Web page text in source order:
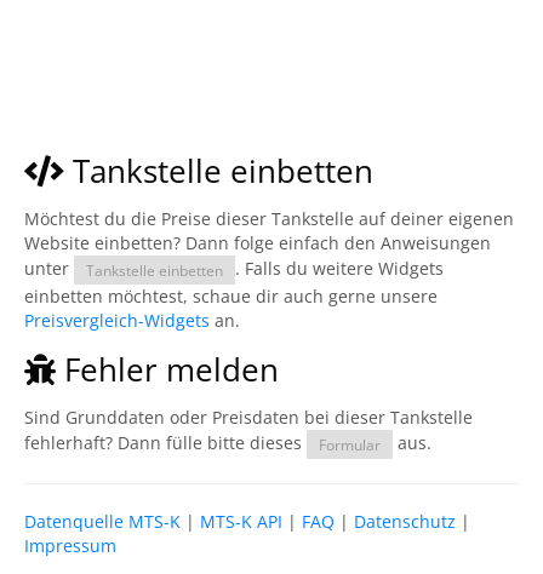
Tankstelle einbetten
Möchtest du die Preise dieser Tankstelle auf deiner eigenen
Website einbetten? Dann folge einfach den Anweisungen
unter
Tankstelle einbetten
. Falls du weitere Widgets
einbetten möchtest, schaue dir auch gerne unsere
Preisvergleich-Widgets an.
Fehler melden
Sind Grunddaten oder Preisdaten bei dieser Tankstelle
fehlerhaft? Dann fülle bitte dieses
Formular aus.
Datenquelle MTS-K | MTS-K API | FAQ | Datenschutz |
Impressum